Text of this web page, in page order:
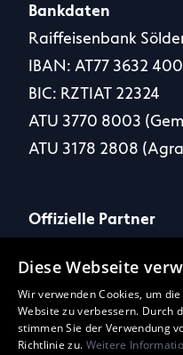
Bankdaten
Raiffeisenbank
IBAN: AT77 3632
BIC: RZTIAT 22324
ATU 3770 8003
ATU 3178 2808
Offizielle Partner
Social Media
Diese Webseite
Wir verwenden Cookies, um
Website zu verbessern. Durch
stimmen Sie der Verwendung
Richtlinie zu. Weitere